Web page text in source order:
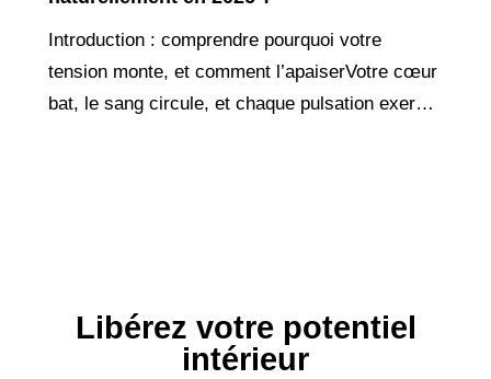
Introduction : comprendre pourquoi votre
tension monte, et comment l’apaiserVotre cœur
bat, le sang circule, et chaque pulsation exerce
Libérez votre potentiel
intérieur